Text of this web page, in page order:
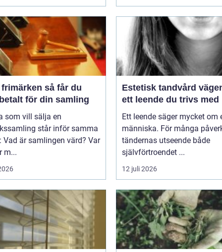
så får du
för din samling
som vill sälja en
står inför samma
Vad är samlingen värd? Var
m...
Estetisk tandvård vägen till
ett leende du trivs med
Ett leende säger mycket om
människa. För många
tändernas utseende både
självförtroendet ...
12 juli 2026